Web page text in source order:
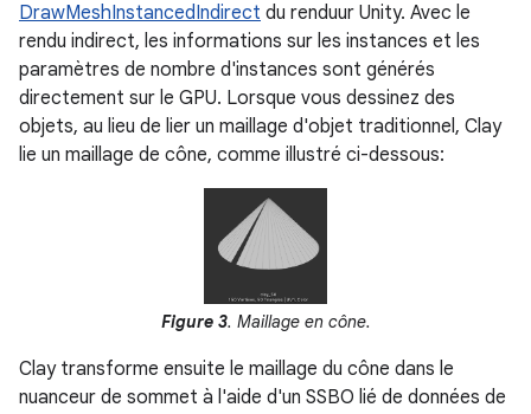
DrawMeshInstancedIndirect du renduur Unity. Avec le
rendu indirect, les informations sur les instances et les
paramètres de nombre d'instances sont générés
directement sur le GPU. Lorsque vous dessinez des
objets, au lieu de lier un maillage d'objet traditionnel, Clay
lie un maillage de cône, comme illustré ci-dessous:
Figure 3. Maillage en cône.
Clay transforme ensuite le maillage du cône dans le
nuanceur de sommet à l'aide d'un SSBO lié de données de